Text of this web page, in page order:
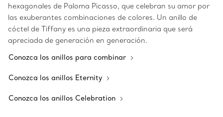
hexagonales de Paloma Picasso, que celebran su amor por
las exuberantes combinaciones de colores. Un anillo de
cóctel de Tiffany es una pieza extraordinaria que será
apreciada de generación en generación.
Conozca los anillos para combinar
Conozca los anillos Eternity
Conozca los anillos Celebration